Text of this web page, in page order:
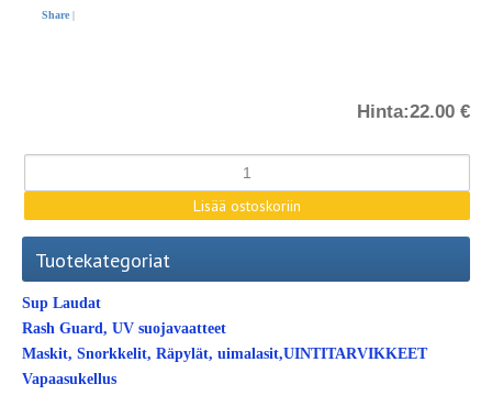
Share |
Hinta:22.00 €
Tuotekategoriat
Sup Laudat
Rash Guard, UV suojavaatteet
Maskit, Snorkkelit, Räpylät, uimalasit,UINTITARVIKKEET
Vapaasukellus